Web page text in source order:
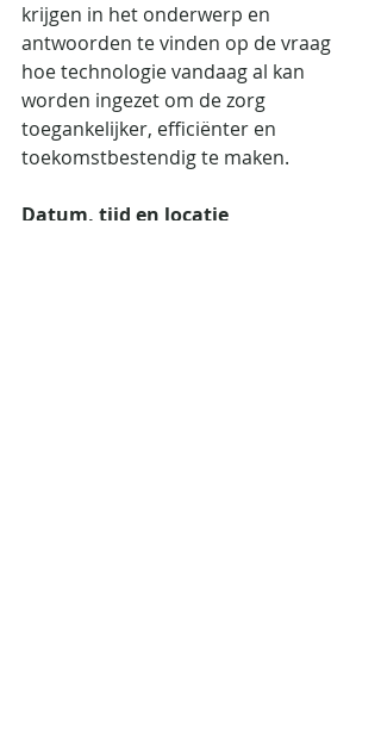
krijgen in het onderwerp en
antwoorden te vinden op de vraag
hoe technologie vandaag al kan
worden ingezet om de zorg
toegankelijker, efficiënter en
toekomstbestendig te maken.
Datum, tijd en locatie